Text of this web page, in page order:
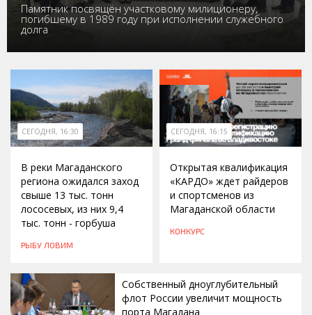
Памятник посвящён участковому милиционеру,
погибшему в 1989 году при исполнении служебного
долга
СЕГОДНЯ, 16:30
В реки Магаданского
региона ожидался заход
свыше 13 тыс. тонн
лососевых, из них 9,4
тыс. тонн - горбуша
РЫБУ ЛОВИМ
СЕГОДНЯ, 16:15
Открытая квалификация
«КАРДО» ждет райдеров
и спортсменов из
Магаданской области
КОНКУРС
Собственный дноуглубительный
флот России увеличит мощность
порта Магадана